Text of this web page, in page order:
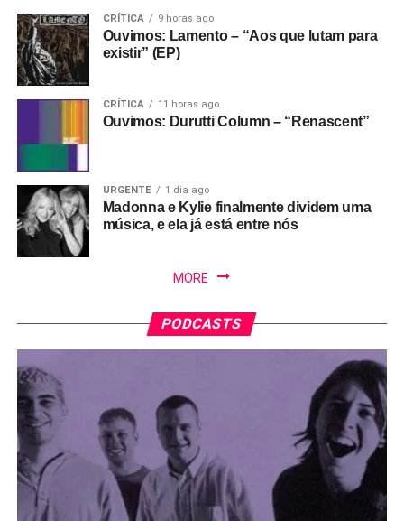
CRÍTICA 9 horas ago
Ouvimos: Lamento – “Aos que lutam para
existir” (EP)
CRÍTICA 11 horas ago
Ouvimos: Durutti Column – “Renascent”
URGENTE 1 dia ago
Madonna e Kylie finalmente dividem uma
música, e ela já está entre nós
MORE
PODCASTS